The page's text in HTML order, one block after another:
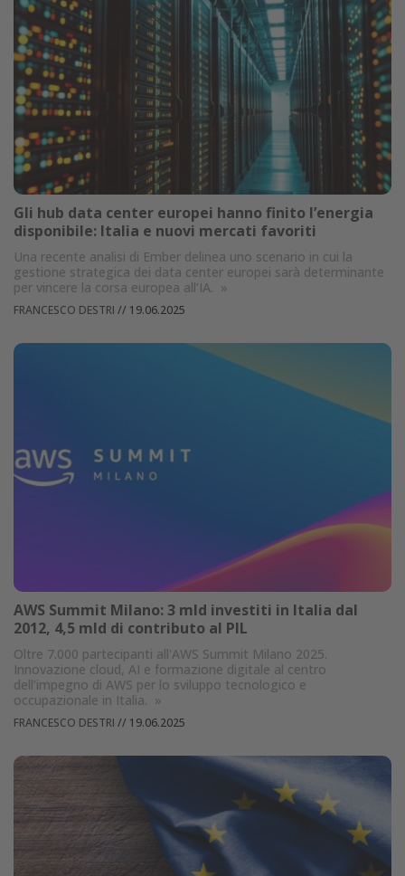
Gli hub data center europei hanno finito l’energia
disponibile: Italia e nuovi mercati favoriti
Una recente analisi di Ember delinea uno scenario in cui la
gestione strategica dei data center europei sarà determinante
per vincere la corsa europea all’IA. »
FRANCESCO DESTRI // 19.06.2025
AWS Summit Milano: 3 mld investiti in Italia dal
2012, 4,5 mld di contributo al PIL
Oltre 7.000 partecipanti all'AWS Summit Milano 2025.
Innovazione cloud, AI e formazione digitale al centro
dell’impegno di AWS per lo sviluppo tecnologico e
occupazionale in Italia. »
FRANCESCO DESTRI // 19.06.2025